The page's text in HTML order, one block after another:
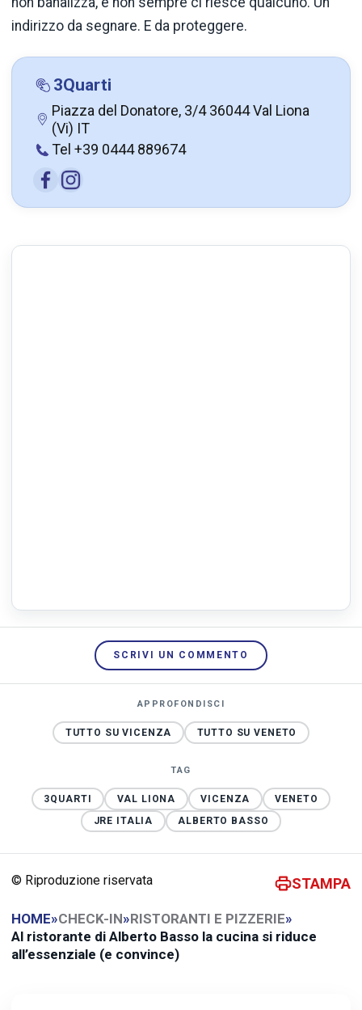
indirizzo da segnare. E da proteggere.
3Quarti
Piazza del Donatore, 3/4 36044 Val Liona
(Vi) IT
Tel +39 0444 889674
SCRIVI UN COMMENTO
APPROFONDISCI
TUTTO SU VICENZA TUTTO SU VENETO
TAG
3QUARTI VAL LIONA VICENZA
VENETO
JRE ITALIA
ALBERTO BASSO
© Riproduzione riservata STAMPA
HOME»CHECK-IN»RISTORANTI E PIZZERIE»
Al ristorante di Alberto Basso la cucina si riduce
all’essenziale (e convince)